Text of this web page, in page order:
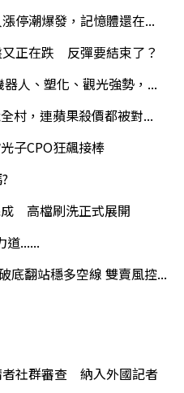
停潮爆發，記憶體還在...
正在跌 反彈要結束了？
人、塑化、觀光強勢，...
村，連蘋果殺價都被對...
子CPO狂飆接棒
高檔刷洗正式展開
道......
底翻站穩多空線 雙賣風控...
者社群審查 納入外國記者